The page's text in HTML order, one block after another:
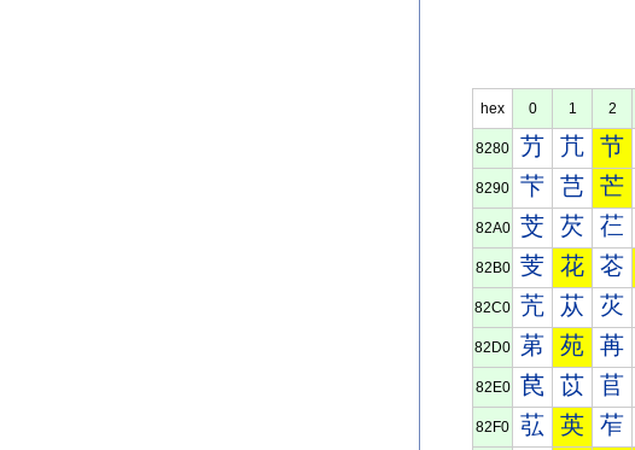
hex 0 1 2
8280 芀 芁 节
8290 芐 芑 芒
82A0 芠 芡 芢
82B0 芰 花 芲
82C0 苀 苁 苂
82D0 苐 苑 苒
82E0 苠 苡 苢
82F0 苰 英 苲